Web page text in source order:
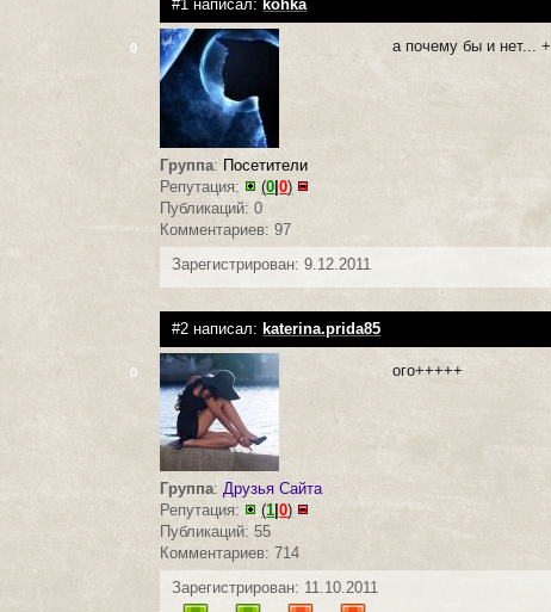
#1 написал: kohka
0
Группа: Посетители
Репутация:
(0 |0)
Публикаций: 0
Комментариев: 97
а почему бы и нет... +
Зарегистрирован: 9.12.2011
#2 написал: katerina.prida85
0
Группа:Друзья Сайта
Репутация:
(1 |0)
Публикаций: 55
Комментариев: 714
ого+++++
Зарегистрирован: 11.10.2011